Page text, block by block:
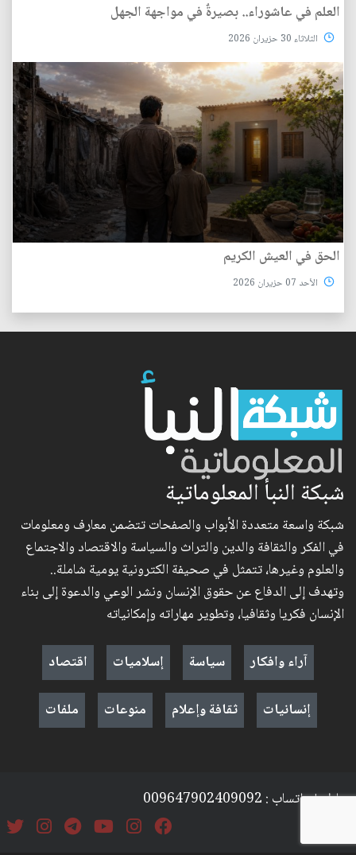
العلم في عاشوراء.. بصيرةٌ في مواجهة الجهل
الثلاثاء 30 حزيران 2026
الحق في العيش الكريم
الأحد 07 حزيران 2026
شبكة النبأ المعلوماتية
شبكة واسعة متعددة الأبواب والصفحات تتضمن معارف ومعلومات
في الفكر والثقافة والدين والتراث والسياسة والاقتصاد والاجتماع
والعلوم وغيرها، تتمثل في صحيفة الكترونية يومية شاملة..
وتهدف إلى الدفاع عن حقوق الإنسان ونشر الوعي والدعوة إلى بناء
الإنسان فكريا وثقافيا، وتطوير مهاراته وإمكانياته
آراء وافكار
سياسة إسلاميات
اقتصاد
إنسانيات
ثقافة وإعلام منوعات ملفات
موبايل + واتساب : 009647902409092